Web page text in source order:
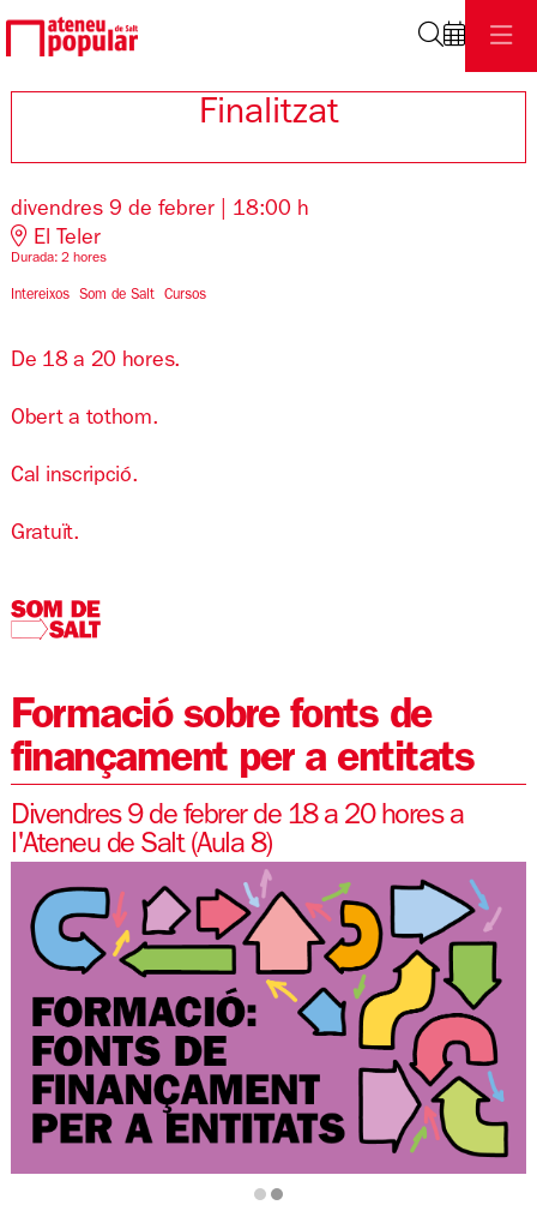
Finalitzat
divendres 9 de febrer
18:00 h
El Teler
Durada: 2 hores
Intereixos Som de Salt Cursos
De 18 a 20 hores.
Obert a tothom.
Cal inscripció.
Gratuït.
Formació sobre fonts de
finançament per a entitats
Divendres 9 de febrer de 18 a 20 hores a
l'Ateneu de Salt (Aula 8)